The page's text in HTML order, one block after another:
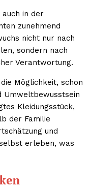
in der
zunehmend
nicht nur nach
sondern nach
Verantwortung.
Möglichkeit, schon
Umweltbewusstsein
Kleidungsstück,
der Familie
und
erleben, was